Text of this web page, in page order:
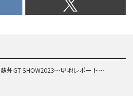
蘇州GT SHOW2023～現地レポート～